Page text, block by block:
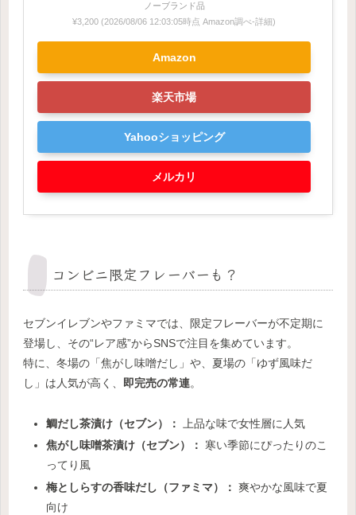
ノーブランド品
¥3,200 (2026/08/06 12:03:05時点 Amazon調べ-詳細)
Amazon
楽天市場
Yahooショッピング
メルカリ
コンビニ限定フレーバーも？
セブンイレブンやファミマでは、限定フレーバーが不定期に
登場し、その“レア感”からSNSで注目を集めています。
特に、冬場の「焦がし味噌だし」や、夏場の「ゆず風味だ
し」は人気が高く、 即完売の常連。
鯛だし茶漬け（セブン）：
上品な味で女性層に人気
焦がし味噌茶漬け（セブン）： 寒い季節にぴったりのこ
ってり風
梅としらすの香味だし（ファミマ）： 爽やかな風味で夏
向け